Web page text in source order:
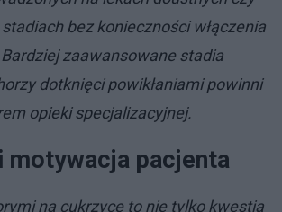
bez konieczności włączenia
zaawansowane stadia
dotknięci powikłaniami powinni
opieki specjalizacyjnej.
motywacja pacjenta
na cukrzycę to nie tylko kwestia